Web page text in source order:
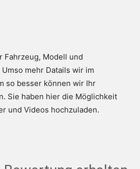
Fahrzeug, Modell und
mehr Datails wir im
so besser können wir Ihr
Sie haben hier die Möglichkeit
und Videos hochzuladen.